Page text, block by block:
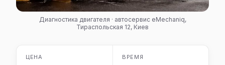
Диагностика двигателя · автосервис eMechaniq,
Тираспольская 12, Киев
ЦЕНА ВРЕМЯ